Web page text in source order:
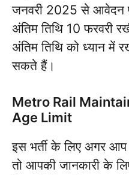
जनवरी 2025 से आवेदन
अंतिम तिथि 10 फरवरी
अंतिम तिथि को ध्यान में
सकते हैं।
Metro Rail
Age Limit
इस भर्ती के लिए अगर आप
तो आपकी जानकारी के